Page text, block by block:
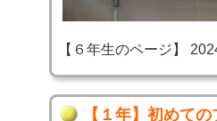
【６年生のページ】
【１年】初めて